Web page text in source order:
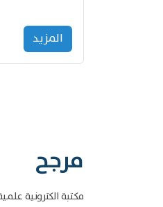
المزید
مرجح
مكتبة الكترونية